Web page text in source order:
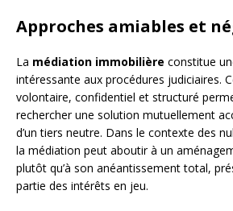
Approches amiables et
La médiation immobilière constitue
intéressante aux procédures judiciaires.
volontaire, confidentiel et structuré
rechercher une solution mutuellement
d’un tiers neutre. Dans le contexte des
la médiation peut aboutir à un
plutôt qu’à son anéantissement total,
partie des intérêts en jeu.